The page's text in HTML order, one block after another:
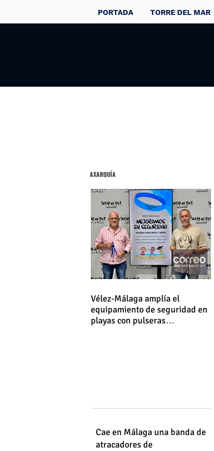
PORTADA TORRE DEL MAR
AXARQUÍA
Vélez-Málaga amplía el
equipamiento de seguridad en
playas con pulseras
Cae en Málaga una banda de
atracadores de